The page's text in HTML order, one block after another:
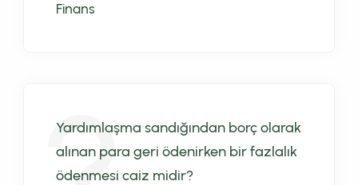
Finans
Yardımlaşma sandığından borç olarak
alınan para geri ödenirken bir fazlalık
ödenmesi caiz midir?